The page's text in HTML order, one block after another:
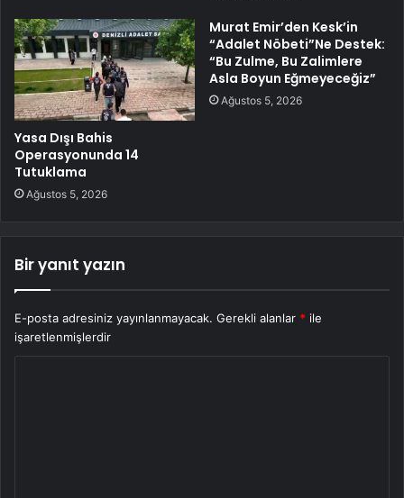
Yasa Dışı Bahis
Operasyonunda 14
Tutuklama
Ağustos 5, 2026
Murat Emir’den Kesk’in
“Adalet Nöbeti”Ne Destek:
“Bu Zulme, Bu Zalimlere
Asla Boyun Eğmeyeceğiz”
Ağustos 5, 2026
Bir yanıt yazın
E-posta adresiniz yayınlanmayacak. Gerekli alanlar * ile
işaretlenmişlerdir